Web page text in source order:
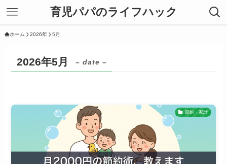
育児パパのライフハック
ホーム 2026年 5月
2026年5月 – date –
節約・家計